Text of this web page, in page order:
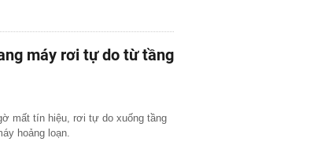
động thái mới
vào VNeID để
ở Phong Nha:
như bước vào
máy rơi tự do từ tầng
mất tín hiệu, rơi tự do xuống tầng
hoảng loạn.